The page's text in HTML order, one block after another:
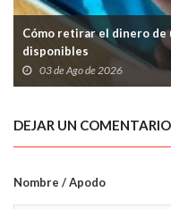
Cómo retirar el dinero
disponibles
03 de Ago de 2026
DEJAR UN COMENTARIO
Nombre / Apodo